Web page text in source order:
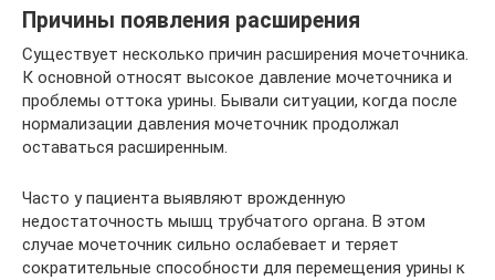
Причины появления расширения
Существует несколько причин расширения мочеточника.
К основной относят высокое давление мочеточника и
проблемы оттока урины. Бывали ситуации, когда после
нормализации давления мочеточник продолжал
оставаться расширенным.
Часто у пациента выявляют врожденную
недостаточность мышц трубчатого органа. В этом
случае мочеточник сильно ослабевает и теряет
сократительные способности для перемещения урины к